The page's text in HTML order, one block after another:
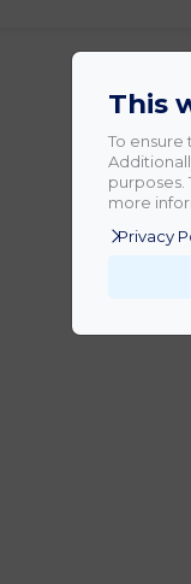
This
To
more
Privacy